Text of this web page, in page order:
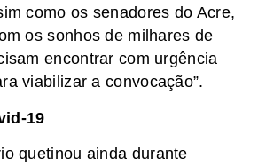
como os senadores do Acre,
os sonhos de milhares de
encontrar com urgência
viabilizar a convocação”.
19
quetinou ainda durante